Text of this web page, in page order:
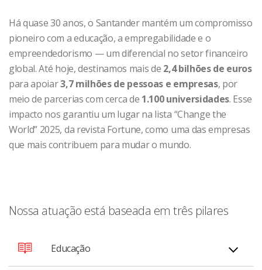
Há quase 30 anos, o Santander mantém um compromisso
pioneiro com a educação, a empregabilidade e o
empreendedorismo — um diferencial no setor financeiro
global. Até hoje, destinamos mais de 2,4 bilhões de euros
para apoiar3,7 milhões de pessoas e empresas, por
meio de parcerias com cerca de 1.100 universidades. Esse
impacto nos garantiu um lugar na lista “Change the
World” 2025, da revista Fortune, como uma das empresas
que mais contribuem para mudar o mundo.
Nossa atuação está baseada em três pilares
Educação